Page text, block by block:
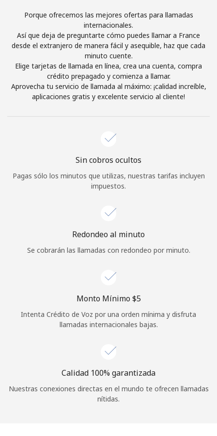
Iniciar Sesión
o
Continuar con
Porque ofrecemos las mejores ofertas para llamadas
internacionales.
Así que deja de preguntarte cómo puedes llamar a France
desde el extranjero de manera fácil y asequible, haz que cada
minuto cuente.
Elige tarjetas de llamada en línea, crea una cuenta, compra
crédito prepagado y comienza a llamar.
Aprovecha tu servicio de llamada al máximo: ¡calidad increíble,
aplicaciones gratis y excelente servicio al cliente!
Sin cobros ocultos
Pagas sólo los minutos que utilizas, nuestras tarifas incluyen
impuestos.
Redondeo al minuto
Se cobrarán las llamadas con redondeo por minuto.
Monto Mínimo ⁦$5⁩
Intenta Crédito de Voz por una orden mínima y disfruta
llamadas internacionales bajas.
Calidad 100% garantizada
Nuestras conexiones directas en el mundo te ofrecen llamadas
nítidas.